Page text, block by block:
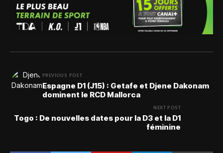
PREVIOUS POST
Espagne D1 (J15) : Getafe et Djene Dakonam
dominent le RCD Mallorca
NEXT POST
Togo : De nouvelles dates pour la D3 et la D1
féminine